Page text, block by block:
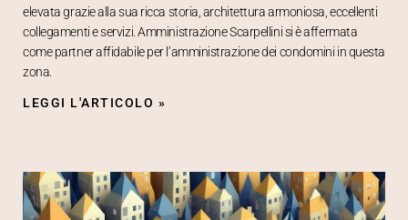
elevata grazie alla sua ricca storia, architettura armoniosa, eccellenti
collegamenti e servizi. Amministrazione Scarpellini si è affermata
come partner affidabile per l’amministrazione dei condomini in questa
zona.
LEGGI L'ARTICOLO »